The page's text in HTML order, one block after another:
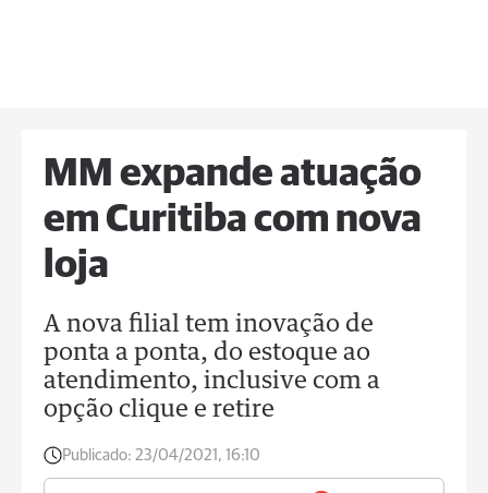
MM expande atuação
em Curitiba com nova
loja
A nova filial tem inovação de
ponta a ponta, do estoque ao
atendimento, inclusive com a
opção clique e retire
Publicado: 23/04/2021, 16:10